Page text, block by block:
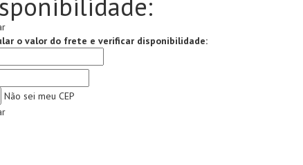
o valor do frete e verificar disponibilidade:
Não sei meu CEP